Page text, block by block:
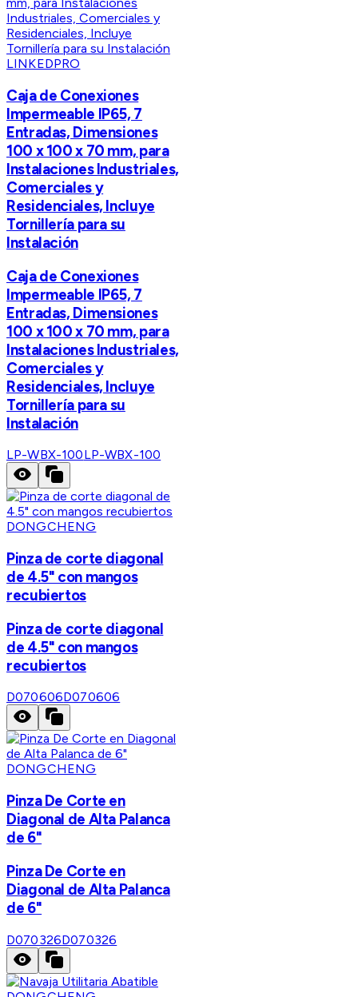
LINKEDPRO
Caja de Conexiones
Impermeable IP65, 7
Entradas, Dimensiones
100 x 100 x 70 mm, para
Instalaciones Industriales,
Comerciales y
Residenciales, Incluye
Tornillería para su
Instalación
Caja de Conexiones
Impermeable IP65, 7
Entradas, Dimensiones
100 x 100 x 70 mm, para
Instalaciones Industriales,
Comerciales y
Residenciales, Incluye
Tornillería para su
Instalación
LP-WBX-100LP-WBX-100
DONGCHENG
Pinza de corte diagonal
de 4.5" con mangos
recubiertos
Pinza de corte diagonal
de 4.5" con mangos
recubiertos
D070606D070606
DONGCHENG
Pinza De Corte en
Diagonal de Alta Palanca
de 6"
Pinza De Corte en
Diagonal de Alta Palanca
de 6"
D070326D070326